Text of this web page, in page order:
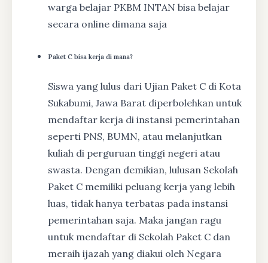
warga belajar PKBM INTAN bisa belajar
secara online dimana saja
Paket C bisa kerja di mana?
Siswa yang lulus dari Ujian Paket C di Kota
Sukabumi, Jawa Barat diperbolehkan untuk
mendaftar kerja di instansi pemerintahan
seperti PNS, BUMN, atau melanjutkan
kuliah di perguruan tinggi negeri atau
swasta. Dengan demikian, lulusan Sekolah
Paket C memiliki peluang kerja yang lebih
luas, tidak hanya terbatas pada instansi
pemerintahan saja. Maka jangan ragu
untuk mendaftar di Sekolah Paket C dan
meraih ijazah yang diakui oleh Negara